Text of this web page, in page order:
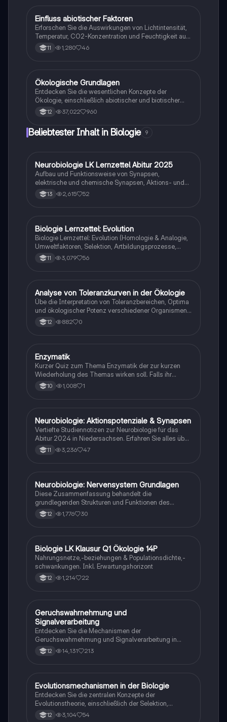
Studierende der Ökologie und
Umweltwissenschaften.
Biologie
Einfluss abiotischer Faktoren
Erforschen Sie die Auswirkungen von Lichtintensität,
Temperatur, CO2-Konzentration und Feuchtigkeit auf
die Fotosyntheseleistung. Diese Zusammenfassung
bietet wichtige Erkenntnisse für die
abiotischen Faktoren und der Fotosynthese.
11 1,280 46
Biologie
Ökologische Grundlagen
Entdecken Sie die wesentlichen Konzepte der
Ökologie, einschließlich abiotischer und biotischer
Faktoren, ökologischer Nischen, Populationsökologie
und der Dynamik von Nahrungsbeziehungen. Diese
Zusammenfassung bietet einen klaren Überblick über
die Anpassungen von Pflanzen und Tieren an ihre
Umweltwissenschaften.
12 37,022 960
Beliebtester Inhalt in Biologie 9
Biologie
Neurobiologie LK Lernzettel Abitur 2025
Aufbau und Funktionsweise von Synapsen,
elektrische und chemische Synapsen, Aktions- und
Ruhepotential
13 2,615 52
Biologie
Biologie Lernzettel: Evolution
Biologie Lernzettel: Evolution (Homologie & Analogie,
Umweltfaktoren, Selektion, Artbildungsprozesse,
Klimaregeln, Konkurrenz, Evolution des Menschen…)
11 3,079 56
ABiologie
Analyse von Toleranzkurven in der Ökologie
Übe die Interpretation von Toleranzbereichen, Optima
und ökologischer Potenz verschiedener Organismen
gegenüber Umweltfaktoren.
12 882 0
EBiologie
Enzymatik
Kurzer Quiz zum Thema Enzymatik der zur kurzen
Wiederholung des Themas wirken soll. Falls ihr
Fehlern begegnet wäre ich dankbar ,wenn ihr mir
diese weiterleitet. Danke und euch viel Spaß dabei!
10 1,008 1
Biologie
Neurobiologie: Aktionspotenziale & Synapsen
Vertiefte Studiennotizen zur Neurobiologie für das
Abitur 2024 in Niedersachsen. Erfahren Sie alles über
Aktionspotenziale, Ruhepotenziale, synaptische
Integration, die Rolle von Neurotransmittern, die
Schüler, die sich auf Prüfungen vorbereiten und ein
tiefes Verständnis der neuronalen Signalübertragung
entwickeln möchten.
11 3,236 47
Biologie
Neurobiologie: Nervensystem Grundlagen
Diese Zusammenfassung behandelt die
grundlegenden Strukturen und Funktionen des
Nervensystems, einschließlich Neuronen, Gliazellen,
Ruhepotential, Aktionspotential und synaptische
Signalübertragung und die Auswirkungen von
Neurotoxinen. Ideal für Studierende der Neurobiologie
und verwandter Fächer.
12 1,776 30
Biologie
Biologie LK Klausur Q1 Ökologie 14P
Nahrungsnetze,-beziehungen & Populationsdichte,-
schwankungen. Inkl. Erwartungshorizont
12 1,214 22
Biologie
Geruchswahrnehmung und
Signalverarbeitung
Entdecken Sie die Mechanismen der
Geruchswahrnehmung und Signalverarbeitung in
Nervenzellen. Diese Übungsaufgaben für das
mündliche Abitur in Neurobiologie behandeln
Studierende, die sich auf Prüfungen vorbereiten.
12 14,131 213
Biologie
Evolutionsmechanismen in der Biologie
Entdecken Sie die zentralen Konzepte der
Evolutionstheorie, einschließlich der Selektion,
Isolationsmechanismen und Evolutionsfaktoren wie
12 3,104 54